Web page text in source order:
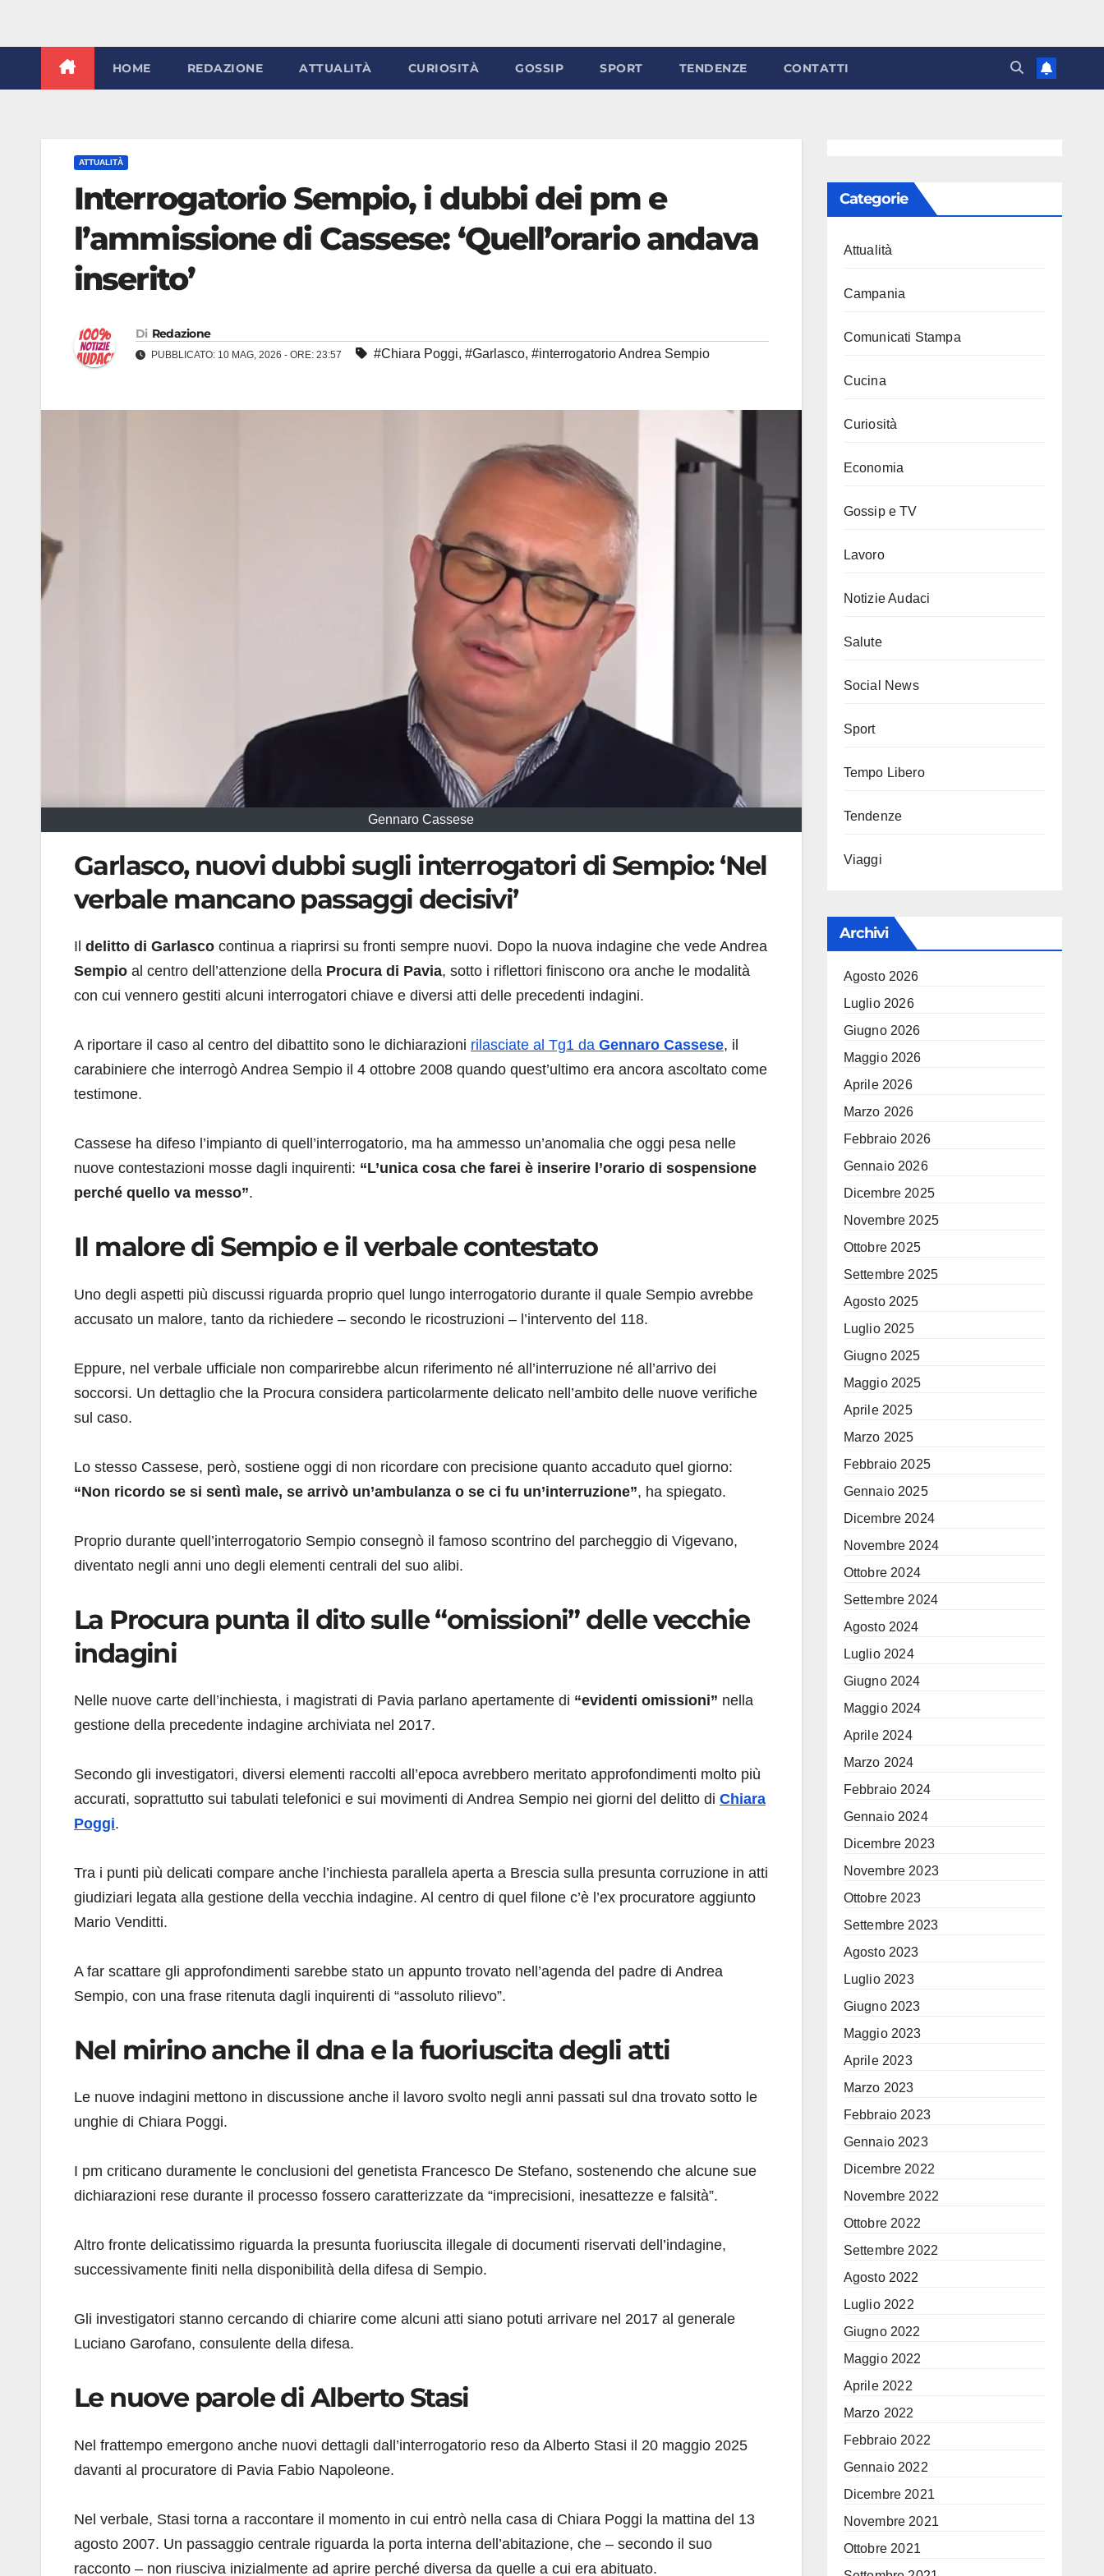
HOME REDAZIONE ATTUALITÀ CURIOSITÀ GOSSIP SPORT TENDENZE CONTATTI
ATTUALITÀ
Interrogatorio Sempio, i dubbi dei pm e
l’ammissione di Cassese: ‘Quell’orario andava
inserito’
Di Redazione
PUBBLICATO: 10 MAG, 2026 - ORE: 23:57 #Chiara Poggi, #Garlasco, #interrogatorio Andrea Sempio
Gennaro Cassese
Garlasco, nuovi dubbi sugli interrogatori di Sempio: ‘Nel
verbale mancano passaggi decisivi’
Il delitto di Garlasco continua a riaprirsi su fronti sempre nuovi. Dopo la nuova indagine che vede Andrea
Sempio al centro dell’attenzione della Procura di Pavia, sotto i riflettori finiscono ora anche le modalità
con cui vennero gestiti alcuni interrogatori chiave e diversi atti delle precedenti indagini.
A riportare il caso al centro del dibattito sono le dichiarazioni rilasciate al Tg1 da Gennaro Cassese, il
carabiniere che interrogò Andrea Sempio il 4 ottobre 2008 quando quest’ultimo era ancora ascoltato come
testimone.
Cassese ha difeso l’impianto di quell’interrogatorio, ma ha ammesso un’anomalia che oggi pesa nelle
nuove contestazioni mosse dagli inquirenti: “L’unica cosa che farei è inserire l’orario di sospensione
perché quello va messo”.
Il malore di Sempio e il verbale contestato
Uno degli aspetti più discussi riguarda proprio quel lungo interrogatorio durante il quale Sempio avrebbe
accusato un malore, tanto da richiedere – secondo le ricostruzioni – l’intervento del 118.
Eppure, nel verbale ufficiale non comparirebbe alcun riferimento né all’interruzione né all’arrivo dei
soccorsi. Un dettaglio che la Procura considera particolarmente delicato nell’ambito delle nuove verifiche
sul caso.
Lo stesso Cassese, però, sostiene oggi di non ricordare con precisione quanto accaduto quel giorno:
“Non ricordo se si sentì male, se arrivò un’ambulanza o se ci fu un’interruzione”, ha spiegato.
Proprio durante quell’interrogatorio Sempio consegnò il famoso scontrino del parcheggio di Vigevano,
diventato negli anni uno degli elementi centrali del suo alibi.
La Procura punta il dito sulle “omissioni” delle vecchie
indagini
Nelle nuove carte dell’inchiesta, i magistrati di Pavia parlano apertamente di “evidenti omissioni” nella
gestione della precedente indagine archiviata nel 2017.
Secondo gli investigatori, diversi elementi raccolti all’epoca avrebbero meritato approfondimenti molto più
accurati, soprattutto sui tabulati telefonici e sui movimenti di Andrea Sempio nei giorni del delitto di Chiara
Poggi.
Tra i punti più delicati compare anche l’inchiesta parallela aperta a Brescia sulla presunta corruzione in atti
giudiziari legata alla gestione della vecchia indagine. Al centro di quel filone c’è l’ex procuratore aggiunto
Mario Venditti.
A far scattare gli approfondimenti sarebbe stato un appunto trovato nell’agenda del padre di Andrea
Sempio, con una frase ritenuta dagli inquirenti di “assoluto rilievo”.
Nel mirino anche il dna e la fuoriuscita degli atti
Le nuove indagini mettono in discussione anche il lavoro svolto negli anni passati sul dna trovato sotto le
unghie di Chiara Poggi.
I pm criticano duramente le conclusioni del genetista Francesco De Stefano, sostenendo che alcune sue
dichiarazioni rese durante il processo fossero caratterizzate da “imprecisioni, inesattezze e falsità”.
Altro fronte delicatissimo riguarda la presunta fuoriuscita illegale di documenti riservati dell’indagine,
successivamente finiti nella disponibilità della difesa di Sempio.
Gli investigatori stanno cercando di chiarire come alcuni atti siano potuti arrivare nel 2017 al generale
Luciano Garofano, consulente della difesa.
Le nuove parole di Alberto Stasi
Nel frattempo emergono anche nuovi dettagli dall’interrogatorio reso da Alberto Stasi il 20 maggio 2025
davanti al procuratore di Pavia Fabio Napoleone.
Nel verbale, Stasi torna a raccontare il momento in cui entrò nella casa di Chiara Poggi la mattina del 13
agosto 2007. Un passaggio centrale riguarda la porta interna dell’abitazione, che – secondo il suo
racconto – non riusciva inizialmente ad aprire perché diversa da quelle a cui era abituato.
Categorie
Attualità
Campania
Comunicati Stampa
Cucina
Curiosità
Economia
Gossip e TV
Lavoro
Notizie Audaci
Salute
Social News
Sport
Tempo Libero
Tendenze
Viaggi
Archivi
Agosto 2026
Luglio 2026
Giugno 2026
Maggio 2026
Aprile 2026
Marzo 2026
Febbraio 2026
Gennaio 2026
Dicembre 2025
Novembre 2025
Ottobre 2025
Settembre 2025
Agosto 2025
Luglio 2025
Giugno 2025
Maggio 2025
Aprile 2025
Marzo 2025
Febbraio 2025
Gennaio 2025
Dicembre 2024
Novembre 2024
Ottobre 2024
Settembre 2024
Agosto 2024
Luglio 2024
Giugno 2024
Maggio 2024
Aprile 2024
Marzo 2024
Febbraio 2024
Gennaio 2024
Dicembre 2023
Novembre 2023
Ottobre 2023
Settembre 2023
Agosto 2023
Luglio 2023
Giugno 2023
Maggio 2023
Aprile 2023
Marzo 2023
Febbraio 2023
Gennaio 2023
Dicembre 2022
Novembre 2022
Ottobre 2022
Settembre 2022
Agosto 2022
Luglio 2022
Giugno 2022
Maggio 2022
Aprile 2022
Marzo 2022
Febbraio 2022
Gennaio 2022
Dicembre 2021
Novembre 2021
Ottobre 2021